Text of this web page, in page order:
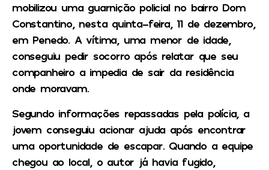
mobilizou uma guarnição policial no bairro Dom
Constantino, nesta quinta-feira, 11 de dezembro,
em Penedo. A vítima, uma menor de idade,
conseguiu pedir socorro após relatar que seu
companheiro a impedia de sair da residência
onde moravam.
Segundo informações repassadas pela polícia, a
jovem conseguiu acionar ajuda após encontrar
uma oportunidade de escapar. Quando a equipe
chegou ao local, o autor já havia fugido,